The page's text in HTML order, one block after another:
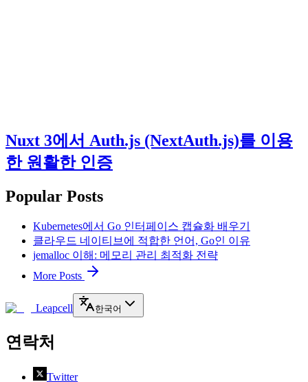
Nuxt 3에서 Auth.js (NextAuth.js)를 이용
한 원활한 인증
Popular Posts
Kubernetes에서 Go 인터페이스 캡슐화 배우기
클라우드 네이티브에 적합한 언어, Go인 이유
jemalloc 이해: 메모리 관리 최적화 전략
More Posts
Leapcell 한국어
연락처
Twitter